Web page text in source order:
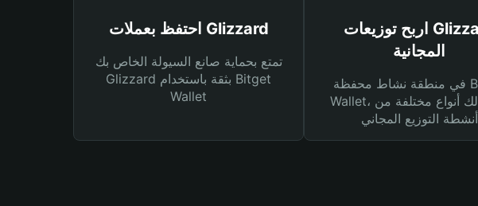
احتفظ بعملات Glizzard
تمتع بحماية صانع السيولة الخاص بك
Glizzard بثقة باستخدام Bitget
Wallet
اربح توزيعات Glizzard
المجانية
في منطقة نشاط محفظة Bitget
Wallet، وفرنا لك أنواع مختلفة من
أنشطة التوزيع المجاني